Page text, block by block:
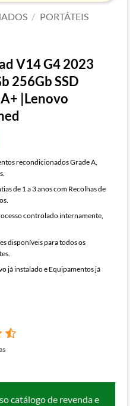
/ PORTÁTEIS
V14 G4 2023
256Gb SSD
|Lenovo
recondicionados Grade A,
de 1 a 3 anos com Recolhas de
controlado internamente,
disponíveis para todos os
já instalado e Equipamentos já
catálogo de revenda e